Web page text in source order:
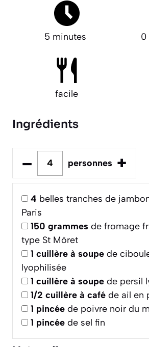
5 minutes 0
facile
Ingrédients
– personnes +
4 belles tranches de
Paris
150 grammes de fromage
type St Môret
1 cuillère à soupe de
lyophilisée
1 cuillère à soupe de persil
1/2 cuillère à café de ail en
1 pincée de poivre noir du
1 pincée de sel fin